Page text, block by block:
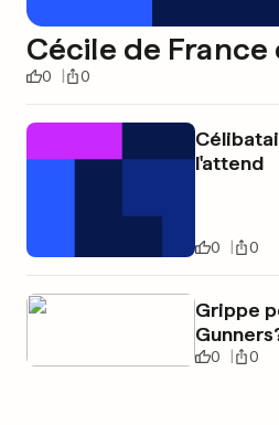
Cécile de France
0 0
l'attend
0 0
Grippe
0 0